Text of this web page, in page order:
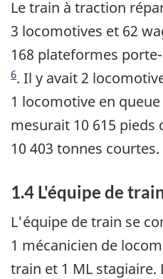
Le train à traction
3 locomotives et 62
168 plateformes
6. Il y avait 2
1 locomotive en
mesurait 10 615 pieds
10 403 tonnes courtes.
1.4 L'équipe de
L'équipe de train se
1 mécanicien de
train et 1 ML stagiaire.